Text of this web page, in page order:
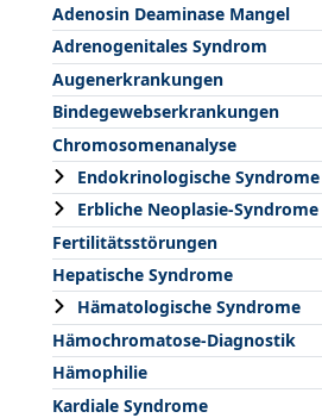
Adenosin Deaminase Mangel
Adrenogenitales Syndrom
Augenerkrankungen
Bindegewebserkrankungen
Chromosomenanalyse
Endokrinologische Syndrome
Erbliche Neoplasie-Syndrome
Fertilitätsstörungen
Hepatische Syndrome
Hämatologische Syndrome
Hämochromatose-Diagnostik
Hämophilie
Kardiale Syndrome